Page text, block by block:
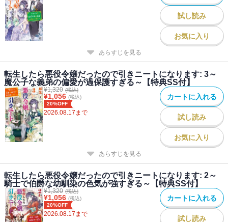
試し読み
お気に入り
あらすじを見る
転生したら悪役令嬢だったので引きニートになります: 3～
魔公子な義弟の偏愛が過保護すぎる～【特典SS付】
¥1,320 (税込)
¥1,056 (税込)
20%OFF
2026.08.17 まで
カートに入れる
試し読み
お気に入り
あらすじを見る
転生したら悪役令嬢だったので引きニートになります: 2～
騎士で伯爵な幼馴染の色気が強すぎる～【特典SS付】
¥1,320 (税込)
¥1,056 (税込)
20%OFF
2026.08.17 まで
カートに入れる
試し読み